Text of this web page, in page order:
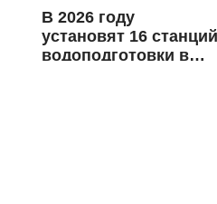
В 2026 году
установят 16 станций
водоподготовки в